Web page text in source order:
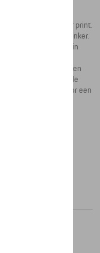
is een echte
all-over print.
in het donker.
is het verdeeld in
voor boeken en
kunnen worden
de zijkanten van de
zorgen voor een